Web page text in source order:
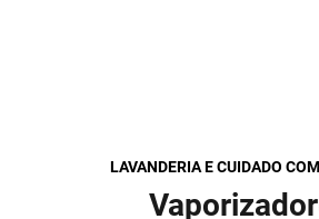
LAVANDERIA E CUIDADO